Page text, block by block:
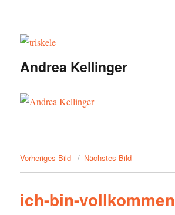
Andrea Kellinger
Vorheriges Bild Nächstes Bild
ich-bin-vollkommen